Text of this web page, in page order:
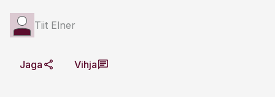
Tiit Elner
Jaga Vihja